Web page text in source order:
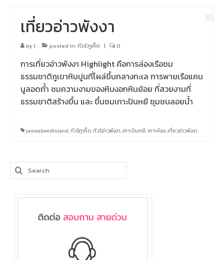
ทัวร์พังงา
เที่ยวอ่าวพังงา
by | posted in:ทัวร์ภูเก็ต | 0
การเที่ยวอ่าวพังงา Highlight คือการล่องเรือชม
ธรรมชาติภูเขาหินปูนที่โผล่ขึ้นกลางทะเล การพายเรือแคน
นูลอดถ้ำ ชมความงามของหินงอกหินย้อย ที่สวยงามที่
ธรรมชาติสร้างขึ้น และ ขึ้นชมเกาะปันหยี ชุมชนลอยน้ำ
jamesbondisland, ทัวร์ภูเก็ต, ทัวร์อ่าวพังงา, เกาะปันหยี, เกาะห้อง, เที่ยวอ่าวพังงา
Search
for: